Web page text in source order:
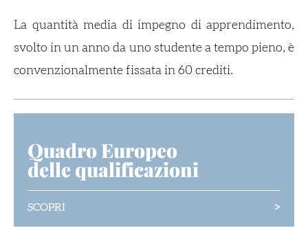
La quantità media di impegno di apprendimento,
svolto in un anno da uno studente a tempo pieno, è
convenzionalmente fissata in 60 crediti.
Quadro Europeo
delle qualificazioni
SCOPRI >